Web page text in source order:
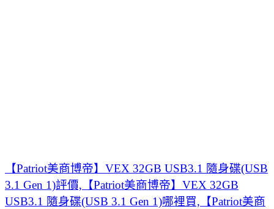
【Patriot美商博帝】VEX 32GB USB3.1 隨身碟(USB
3.1 Gen 1)評價,【Patriot美商博帝】VEX 32GB
USB3.1 隨身碟(USB 3.1 Gen 1)哪裡買,【Patriot美商